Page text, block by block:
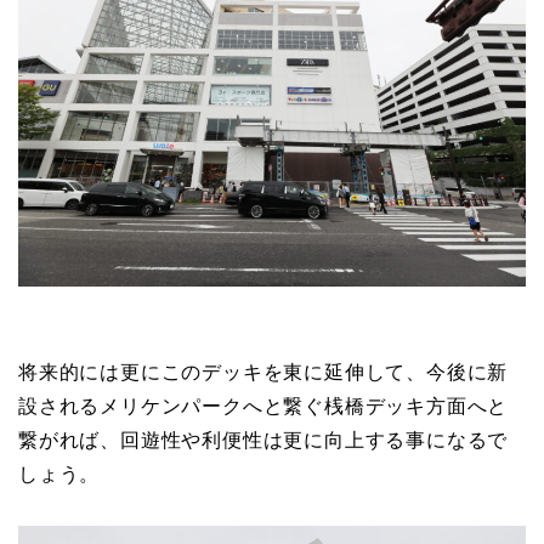
将来的には更にこのデッキを東に延伸して、今後に新
設されるメリケンパークへと繋ぐ桟橋デッキ方面へと
繋がれば、回遊性や利便性は更に向上する事になるで
しょう。